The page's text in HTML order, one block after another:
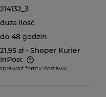
214132_3
duża ilość
do 48 godzin
21,95 zł - Shoper Kurier
InPost
kosztów płatności
sprawdź formy dostawy